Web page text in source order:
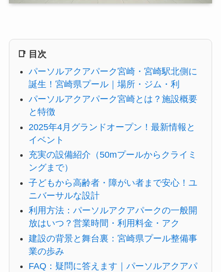
📑 目次
パーソルアクアパーク宮崎・宮崎駅北側に
誕生！宮崎県プール｜場所・ジム・利
パーソルアクアパーク宮崎とは？施設概要
と特徴
2025年4月グランドオープン！最新情報と
イベント
充実の設備紹介（50mプールからクライミ
ングまで）
子どもから高齢者・障がい者まで安心！ユ
ニバーサルな設計
利用方法：パーソルアクアパークの一般開
放はいつ？営業時間・利用料金・アク
建設の背景と舞台裏：宮崎県プール整備事
業の歩み
FAQ：疑問に答えます｜パーソルアクアパ